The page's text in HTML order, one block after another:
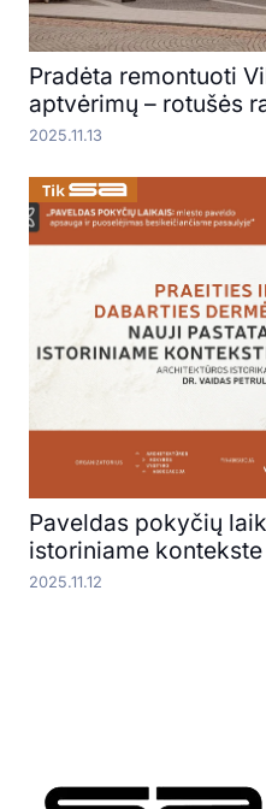
Pradėta remontuoti
aptvėrimų – rotušės
2025.11.13
Paveldas pokyčių
istoriniame
2025.11.12